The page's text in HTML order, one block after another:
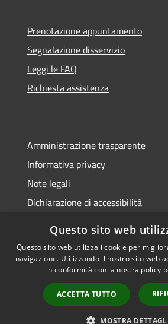
Prenotazione appuntamento
Segnalazione disservizio
Leggi le FAQ
Richiesta assistenza
Amministrazione trasparente
Informativa privacy
Note legali
Dichiarazione di accessibilità
RSS
Accessibilità
Questo sito web
Questo sito web utilizza i cookie per
navigazione. Utilizzando il nostro sito web
in conformità con la nostra policy
ACCETTA TUTTO
MOSTRA